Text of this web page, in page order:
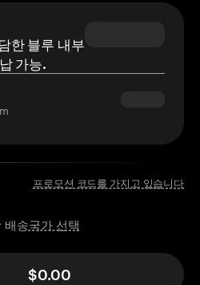
한 블루 내부
가능.
프로모션 코드를 가지고 있습니다
배송국가 선택
$0.00